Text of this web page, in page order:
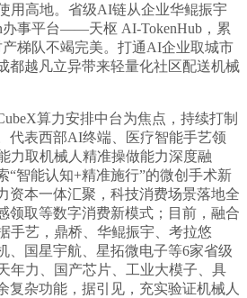
用高地。省级AI链从企业华鲲振宇
办事平台——天枢 AI-TokenHub，累
梯队不竭完美。打通AI企业取城市
都越凡立异带来轻量化社区配送机械
算力安排中台为焦点，持续打制
代表西部AI终端、医疗智能手艺领
力取机械人精准操做能力深度融
“智能认知+精准施行”的微创手术新
资本一体汇聚，科技消费场景落地全
领取等数字消费新模式；目前，融合
手艺，鼎桥、华鲲振宇、考拉悠
、国星宇航、星拓微电子等6家省级
年力、国产芯片、工业大模子、具
复杂功能，据引见，充实验证机械人